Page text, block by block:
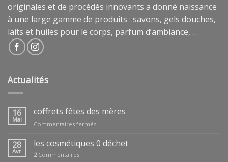
originales et de procédés innovants a donné naissance
à une large gamme de produits : savons, gels douches,
laits et huiles pour le corps, parfum d’ambiance, …
Actualités
16
Mai
coffrets fêtes des mères
Commentaires ferméssur
fêtes
des
28
Avr
les cosmétiques 0 déchet
2Commentaires